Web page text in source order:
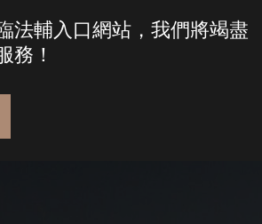
法輔入口網站，我們將竭盡
務！